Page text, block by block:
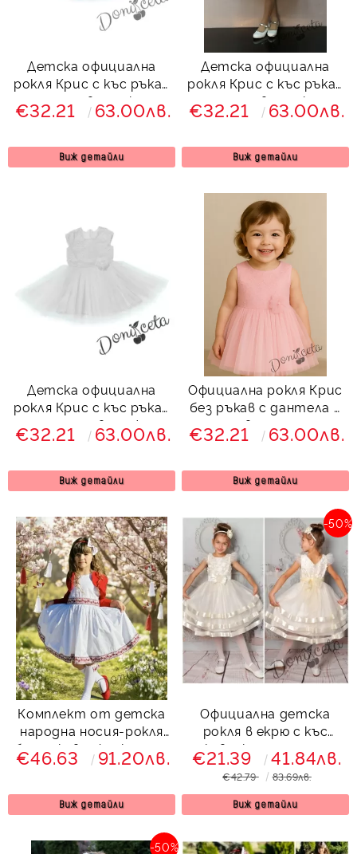
Детска официална
рокля Крис с къс ръкав
с дантела в тюркоаз и
и тюл
€32.21 63.00лв.
Виж детайли
Детска официална
рокля Крис с къс ръкав
с дантела в тюркоаз и
и тюл
€32.21 63.00лв.
Виж детайли
Детска официална
рокля Крис с къс ръкав
с дантела в снежно
бял цвят
€32.21 63.00лв.
Виж детайли
Oфициална рокля Крис
без ръкав с дантела в
розово и тюл с
панделка отзад от
€32.21 63.00лв.
Виж детайли
Комплект от детска
народна носия-рокля
без ръкав с фолклорни
и етно мотиви и
€46.63 91.20лв.
Виж детайли
Официална детска
рокля в екрю с къс
ръкав и коланче отзад
-50%
€21.39 41.84лв.
€42.79 83.69лв.
Виж детайли
-50%